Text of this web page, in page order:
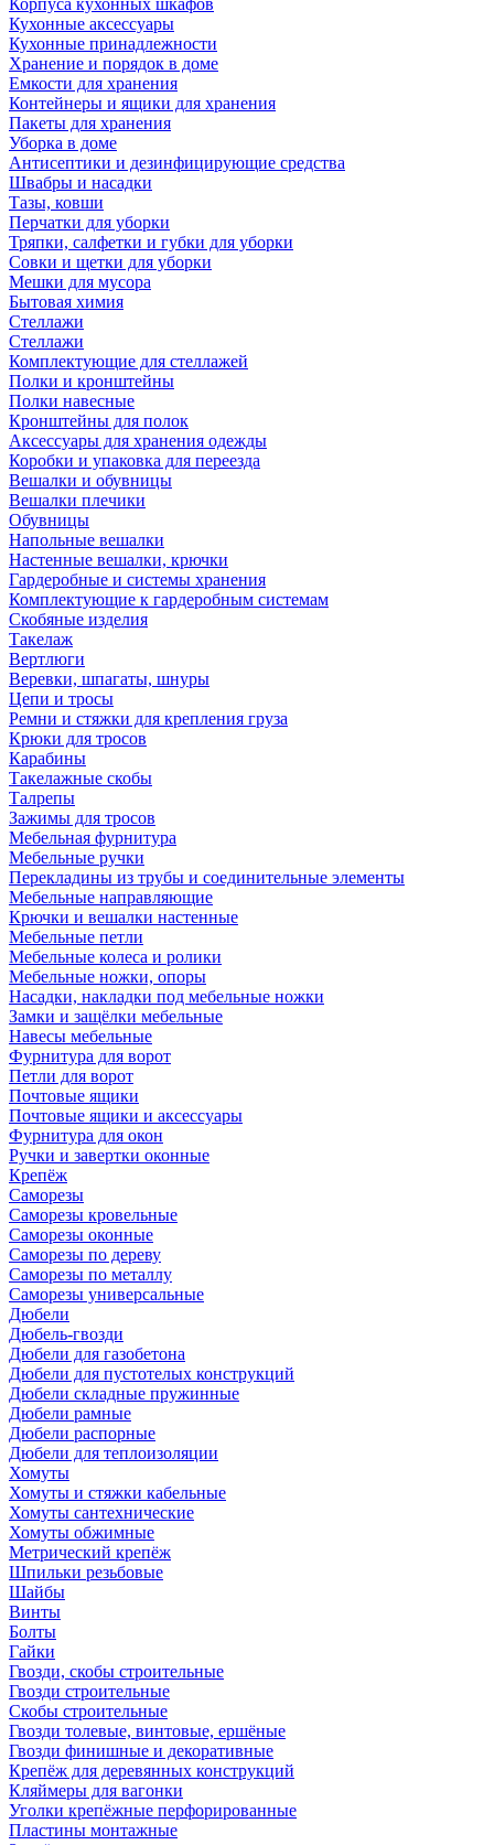
Корпуса кухонных шкафов
Кухонные аксессуары
Кухонные принадлежности
Хранение и порядок в доме
Емкости для хранения
Контейнеры и ящики для хранения
Пакеты для хранения
Уборка в доме
Антисептики и дезинфицирующие средства
Швабры и насадки
Тазы, ковши
Перчатки для уборки
Тряпки, салфетки и губки для уборки
Совки и щетки для уборки
Мешки для мусора
Бытовая химия
Стеллажи
Стеллажи
Комплектующие для стеллажей
Полки и кронштейны
Полки навесные
Кронштейны для полок
Аксессуары для хранения одежды
Коробки и упаковка для переезда
Вешалки и обувницы
Вешалки плечики
Обувницы
Напольные вешалки
Настенные вешалки, крючки
Гардеробные и системы хранения
Комплектующие к гардеробным системам
Скобяные изделия
Такелаж
Вертлюги
Веревки, шпагаты, шнуры
Цепи и тросы
Ремни и стяжки для крепления груза
Крюки для тросов
Карабины
Такелажные скобы
Талрепы
Зажимы для тросов
Мебельная фурнитура
Мебельные ручки
Перекладины из трубы и соединительные элементы
Мебельные направляющие
Крючки и вешалки настенные
Мебельные петли
Мебельные колеса и ролики
Мебельные ножки, опоры
Насадки, накладки под мебельные ножки
Замки и защёлки мебельные
Навесы мебельные
Фурнитура для ворот
Петли для ворот
Почтовые ящики
Почтовые ящики и аксессуары
Фурнитура для окон
Ручки и завертки оконные
Крепёж
Саморезы
Саморезы кровельные
Саморезы оконные
Саморезы по дереву
Саморезы по металлу
Саморезы универсальные
Дюбели
Дюбель-гвозди
Дюбели для газобетона
Дюбели для пустотелых конструкций
Дюбели складные пружинные
Дюбели рамные
Дюбели распорные
Дюбели для теплоизоляции
Хомуты
Хомуты и стяжки кабельные
Хомуты сантехнические
Хомуты обжимные
Метрический крепёж
Шпильки резьбовые
Шайбы
Винты
Болты
Гайки
Гвозди, скобы строительные
Гвозди строительные
Скобы строительные
Гвозди толевые, винтовые, ершёные
Гвозди финишные и декоративные
Крепёж для деревянных конструкций
Кляймеры для вагонки
Уголки крепёжные перфорированные
Пластины монтажные